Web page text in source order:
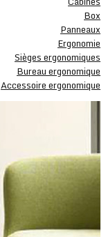
Box
Panneaux
Ergonomie
Sièges ergonomiques
Bureau ergonomique
Accessoire ergonomique